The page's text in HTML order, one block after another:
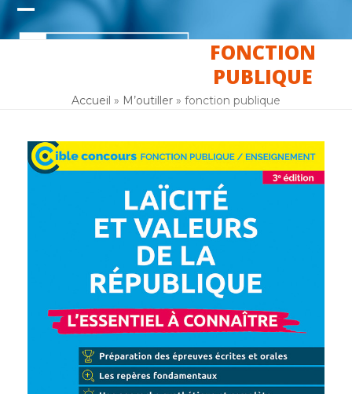
Skip
content
Open
Close
FONCTION
PUBLIQUE
Accueil » M’outiller » fonction publique